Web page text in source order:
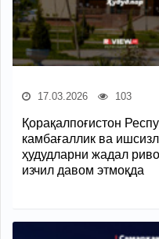
17.03.2026 103
Қорақалпоғистон
камбағаллик ва
ҳудудларни жадал
изчил давом этмоқда